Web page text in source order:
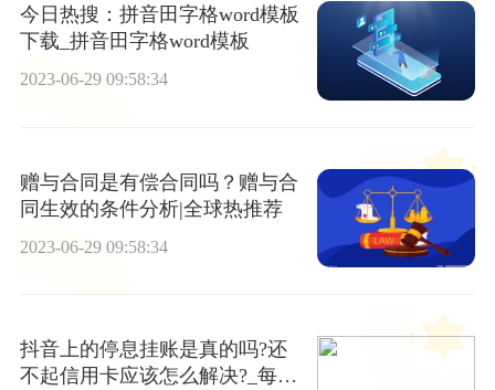
今日热搜：拼音田字格word模板
下载_拼音田字格word模板
2023-06-29 09:58:34
赠与合同是有偿合同吗？赠与合
同生效的条件分析|全球热推荐
2023-06-29 09:58:34
抖音上的停息挂账是真的吗?还
不起信用卡应该怎么解决?_每日